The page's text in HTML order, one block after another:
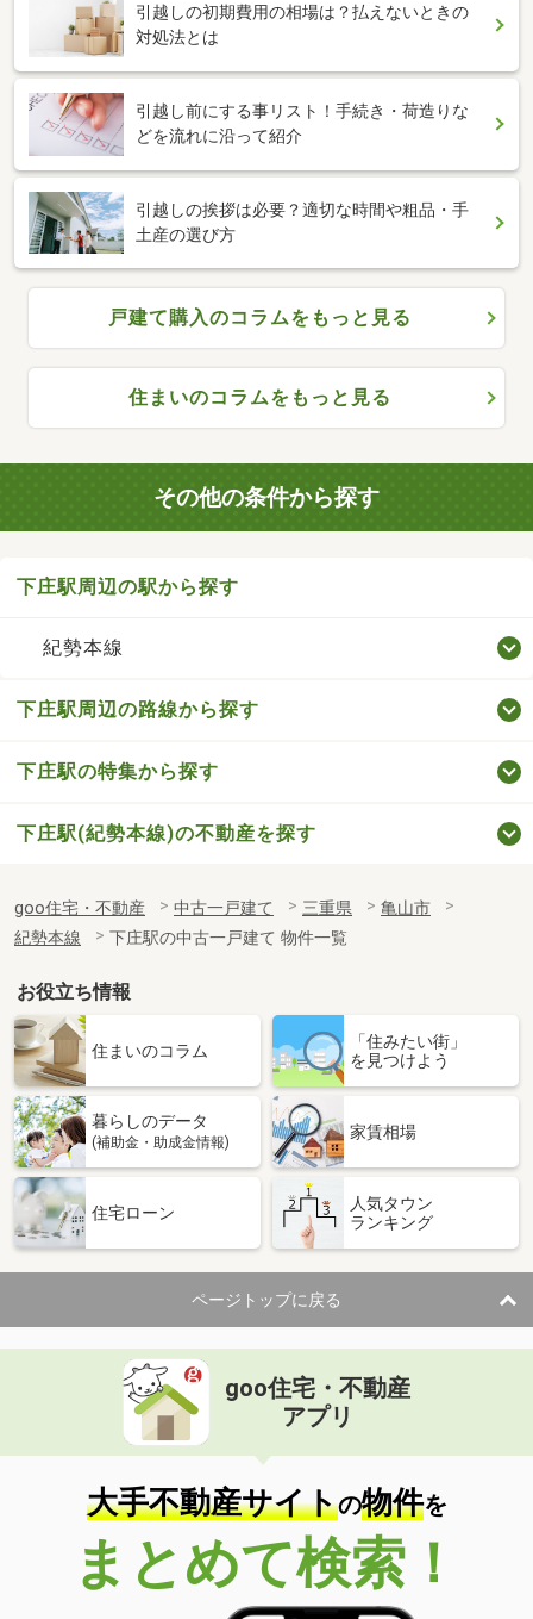
引越しの初期費用の相場は？払えないときの
対処法とは
引越し前にする事リスト！手続き・荷造りな
どを流れに沿って紹介
引越しの挨拶は必要？適切な時間や粗品・手
土産の選び方
戸建て購入のコラムをもっと見る
住まいのコラムをもっと見る
その他の条件から探す
下庄駅周辺の駅から探す
紀勢本線
下庄駅周辺の路線から探す
下庄駅の特集から探す
下庄駅(紀勢本線)の不動産を探す
goo住宅・不動産 中古一戸建て 三重県
亀山市
紀勢本線
下庄駅の中古一戸建て 物件一覧
お役立ち情報
住まいのコラム
「住みたい街」
を見つけよう
暮らしのデータ
(補助金・助成金情報)
家賃相場
住宅ローン
人気タウン
ランキング
ページトップに戻る
goo住宅・不動産
アプリ
大手不動産サイトの物件を
まとめて検索！